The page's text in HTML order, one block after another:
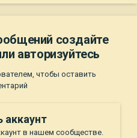
создайте
авторизуйтесь
чтобы оставить
аккаунт
в нашем сообществе.